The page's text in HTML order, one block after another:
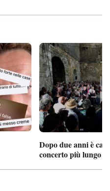
Dopo due anni è
concerto più lungo